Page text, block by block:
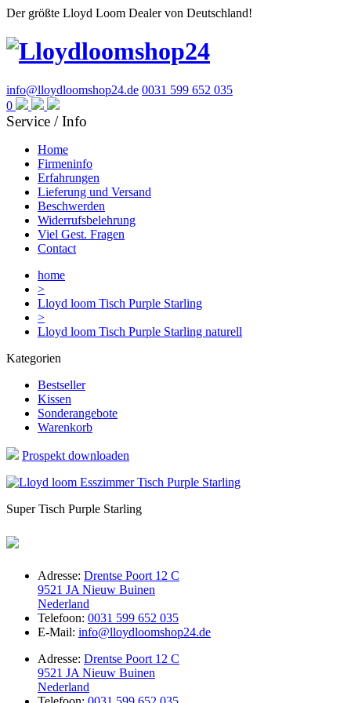
Der größte Lloyd Loom Dealer von Deutschland!
info@lloydloomshop24.de 0031 599 652 035
0
Service / Info
Home
Firmeninfo
Erfahrungen
Lieferung und Versand
Beschwerden
Widerrufsbelehrung
Viel Gest. Fragen
Contact
home
>
Lloyd loom Tisch Purple Starling
>
Lloyd loom Tisch Purple Starling naturell
Kategorien
Bestseller
Kissen
Sonderangebote
Warenkorb
Prospekt downloaden
Super Tisch Purple Starling
Adresse: Drentse Poort 12 C
9521 JA Nieuw Buinen
Nederland
Telefoon: 0031 599 652 035
E-Mail: info@lloydloomshop24.de
Adresse: Drentse Poort 12 C
9521 JA Nieuw Buinen
Nederland